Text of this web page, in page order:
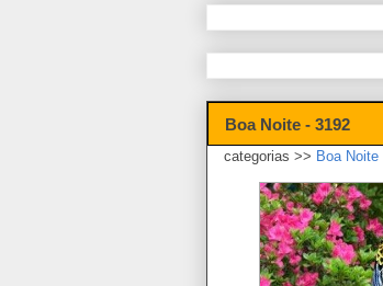
Boa Noite - 3192
categorias >> Boa Noite